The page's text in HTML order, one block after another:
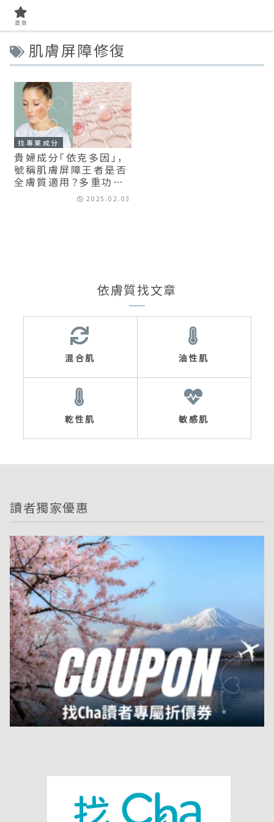
肌膚屏障修復
找專業成分
貴婦成分「依克多因」，
號稱肌膚屏障王者是否
全膚質適用？多重功效
2025.02.03
依膚質找文章
混合肌 油性肌
乾性肌 敏感肌
讀者獨家優惠
首頁